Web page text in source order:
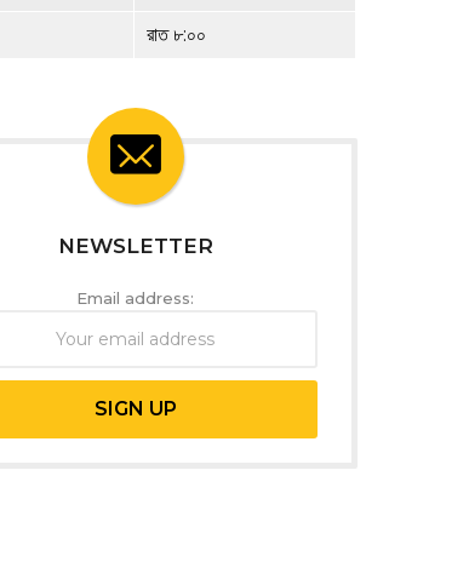
রাত ৮:০০
NEWSLETTER
Email address: